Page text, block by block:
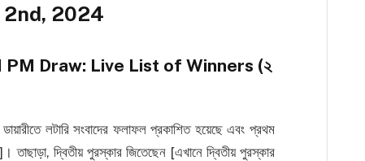
2024
Draw: Live List of Winners (২
লটারি সংবাদের ফলাফল প্রকাশিত হয়েছে এবং প্রথম
তাছাড়া, দ্বিতীয় পুরস্কার জিতেছেন [এখানে দ্বিতীয় পুরস্কার